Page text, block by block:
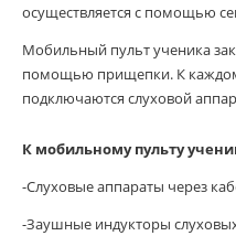
осуществляется с помощью
Мобильный пульт ученика
помощью прищепки. К
подключаются слуховой
К мобильному пульту
-Слуховые аппараты через
-Заушные индукторы